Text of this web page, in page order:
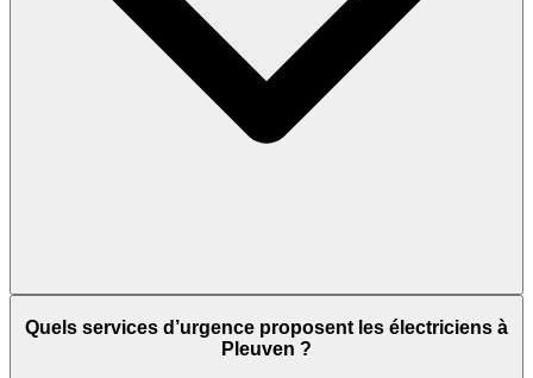
Quels services d’urgence proposent les électriciens à
Pleuven ?